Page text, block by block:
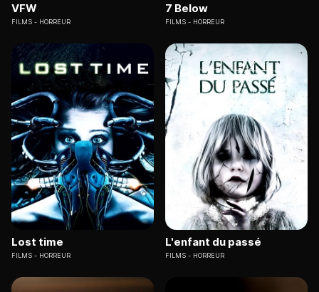
VFW
FILMS HORREUR
7 Below
FILMS HORREUR
Lost time
FILMS HORREUR
L'enfant du passé
FILMS HORREUR